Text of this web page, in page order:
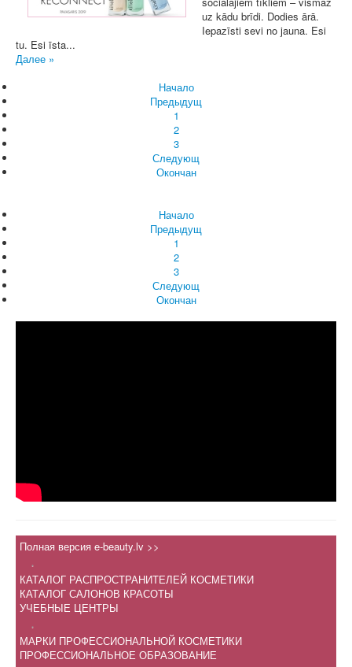
uz kādu brīdi. Dodies ārā.
Iepazīsti sevi no jauna. Esi
tu. Esi īsta...
Далее »
Начало
Предыдущ
1
2
3
Следующ
Окончан
Начало
Предыдущ
1
2
3
Следующ
Окончан
Полная версия e-beauty.lv >>
.
КАТАЛОГ РАСПРОСТРАНИТЕЛЕЙ КОСМЕТИКИ
КАТАЛОГ САЛОНОВ КРАСОТЫ
УЧЕБНЫЕ ЦЕНТРЫ
.
МАРКИ ПРОФЕССИОНАЛЬНОЙ КОСМЕТИКИ
ПРОФЕССИОНАЛЬНОЕ ОБРАЗОВАНИЕ